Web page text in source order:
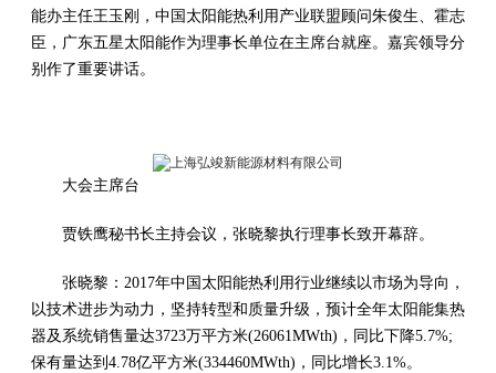
能办主任王玉刚，中国太阳能热利用产业联盟顾问朱俊生、霍志
臣，广东五星太阳能作为理事长单位在主席台就座。嘉宾领导分
别作了重要讲话。
大会主席台
贾铁鹰秘书长主持会议，张晓黎执行理事长致开幕辞。
张晓黎：2017年中国太阳能热利用行业继续以市场为导向，
以技术进步为动力，坚持转型和质量升级，预计全年太阳能集热
器及系统销售量达3723万平方米(26061MWth)，同比下降5.7%;
保有量达到4.78亿平方米(334460MWth)，同比增长3.1%。